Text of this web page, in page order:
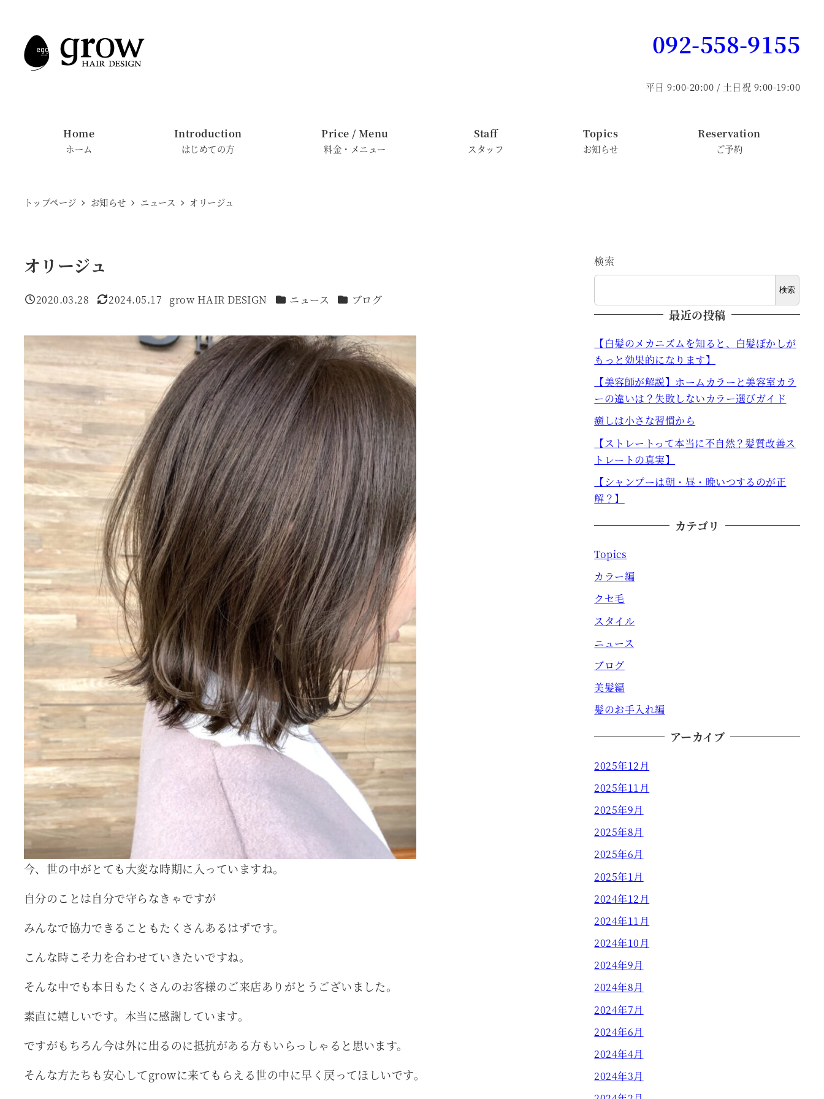
092-558-9155
平日 9:00-20:00 / 土日祝 9:00-19:00
Home
ホーム
Introduction
はじめての方
Price / Menu
料金・メニュー
Staff
スタッフ
Topics
お知らせ
Reservation
ご予約
トップページ お知らせ ニュース オリージュ
オリージュ
投稿日
2020.03.28
更新日
2024.05.17
著
grow HAIR DESIGN カテゴリー
ニュース カテゴリー
ブログ
今、世の中がとても大変な時期に入っていますね。
自分のことは自分で守らなきゃですが
みんなで協力できることもたくさんあるはずです。
こんな時こそ力を合わせていきたいですね。
そんな中でも本日もたくさんのお客様のご来店ありがとうございました。
素直に嬉しいです。本当に感謝しています。
ですがもちろん今は外に出るのに抵抗がある方もいらっしゃると思います。
そんな方たちも安心してgrowに来てもらえる世の中に早く戻ってほしいです。
検索
検索
最近の投稿
【白髪のメカニズムを知ると、白髪ぼかしが
もっと効果的になります】
【美容師が解説】ホームカラーと美容室カラ
ーの違いは？失敗しないカラー選びガイド
癒しは小さな習慣から
【ストレートって本当に不自然？髪質改善ス
トレートの真実】
【シャンプーは朝・昼・晩いつするのが正
解？】
カテゴリ
Topics
カラー編
クセ毛
スタイル
ニュース
ブログ
美髪編
髪のお手入れ編
アーカイブ
2025年12月
2025年11月
2025年9月
2025年8月
2025年6月
2025年1月
2024年12月
2024年11月
2024年10月
2024年9月
2024年8月
2024年7月
2024年6月
2024年4月
2024年3月